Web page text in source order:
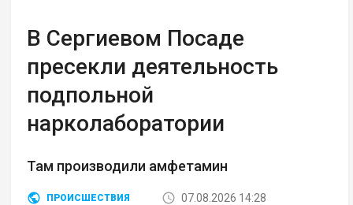
В Сергиевом Посаде
пресекли деятельность
подпольной
нарколаборатории
Там производили амфетамин
ПРОИСШЕСТВИЯ
07.08.2026 14:28